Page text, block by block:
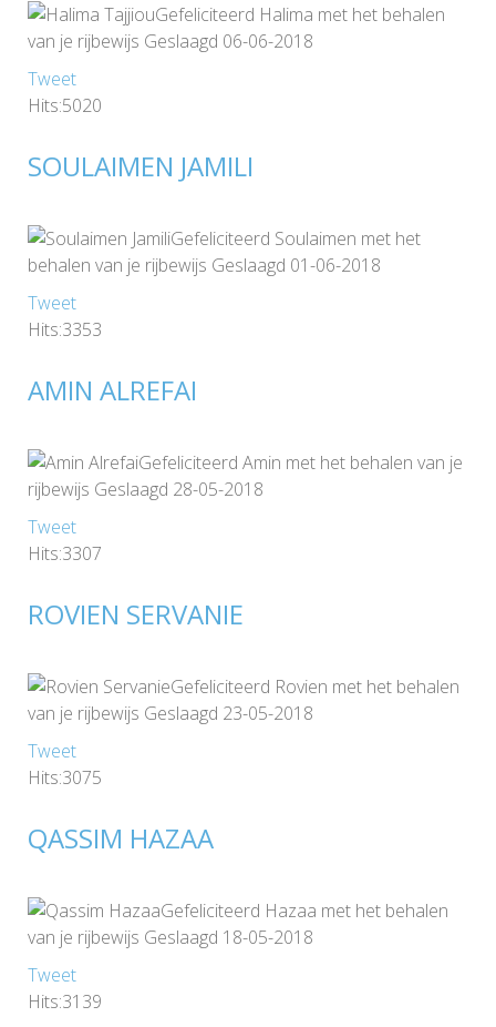
Gefeliciteerd Halima met het behalen
van je rijbewijs Geslaagd 06-06-2018
Tweet
Hits:5020
SOULAIMEN JAMILI
Gefeliciteerd Soulaimen met het
behalen van je rijbewijs Geslaagd 01-06-2018
Tweet
Hits:3353
AMIN ALREFAI
Gefeliciteerd Amin met het behalen van je
rijbewijs Geslaagd 28-05-2018
Tweet
Hits:3307
ROVIEN SERVANIE
Gefeliciteerd Rovien met het behalen
van je rijbewijs Geslaagd 23-05-2018
Tweet
Hits:3075
QASSIM HAZAA
Gefeliciteerd Hazaa met het behalen
van je rijbewijs Geslaagd 18-05-2018
Tweet
Hits:3139